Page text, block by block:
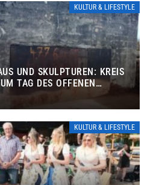
KULTUR & LIFESTYLE
UND SKULPTUREN: KREIS
TAG DES OFFENEN
KULTUR & LIFESTYLE